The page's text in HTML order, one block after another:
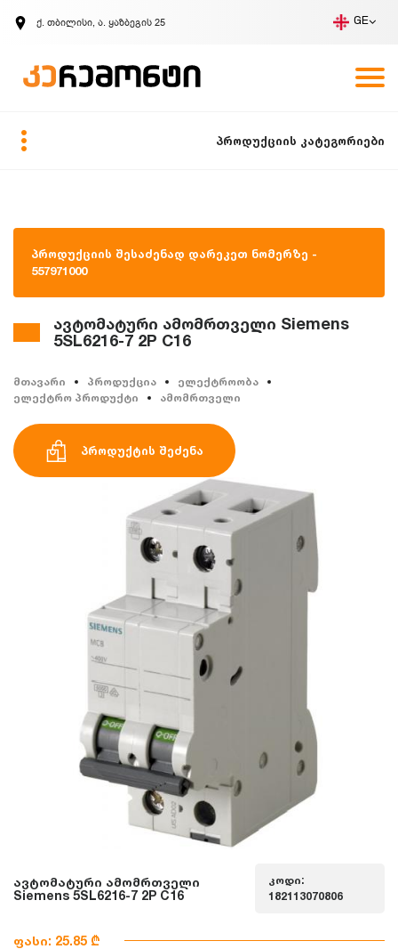
ქ. თბილისი, ა. ყაზბეგის 25 GE
ზარის მოთხოვნა
პროდუქციის კატეგორიები
პროდუქციის შესაძენად დარეკეთ ნომერზე -
557971000
ავტომატური ამომრთველი Siemens
5SL6216-7 2P C16
მთავარი პროდუქცია
ელექტროობა
ელექტრო პროდუქტი
ამომრთველი
პროდუქტის შეძენა
ავტომატური ამომრთველი
Siemens 5SL6216-7 2P C16
კოდი:
182113070806
ფასი: 25.85 ₾